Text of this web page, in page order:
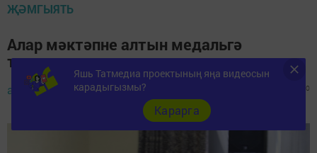
ҖӘМГЫЯТЬ
Алар мәктәпне алтын медальгә
тәмамлады
admin, 26 июнь 2023 - 10:29 0
Яшь Татмедиа проектының яңа видеосын
карадыгызмы?
Карарга